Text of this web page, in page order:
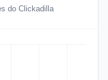
do Clickadilla